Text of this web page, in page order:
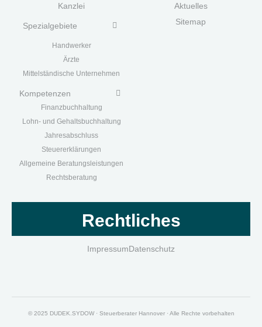
Kanzlei
Spezialgebiete
Handwerker
Ärzte
Mittelständische Unternehmen
Kompetenzen
Finanzbuchhaltung
Lohn- und Gehaltsbuchhaltung
Jahresabschluss
Steuererklärungen
Allgemeine Beratungsleistungen
Rechtsberatung
Aktuelles
Sitemap
Rechtliches
ImpressumDatenschutz
© 2025 DUDEK.SYDOW · Steuerberater Hannover · Alle Rechte vorbehalten